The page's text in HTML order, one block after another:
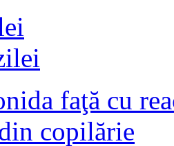
faţă cu
copilărie